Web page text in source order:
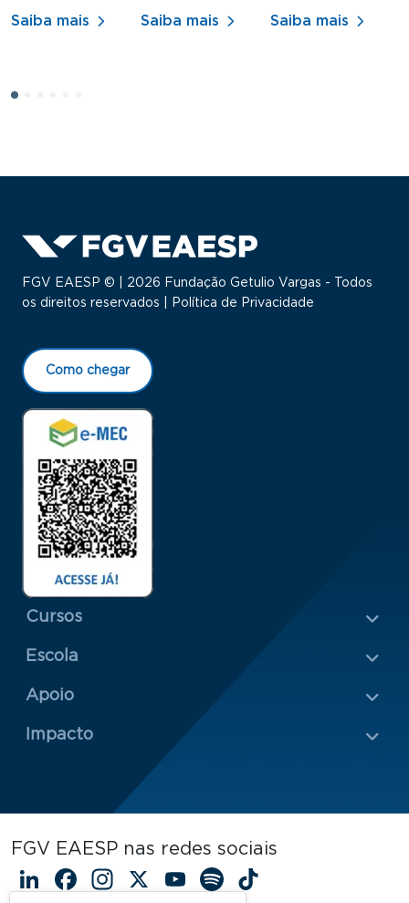
Saiba mais Saiba mais Saiba mais
FGV EAESP © | 2026 Fundação Getulio Vargas - Todos
os direitos reservados |
Política de Privacidade
Como chegar
Menu Rodapé 1
Cursos
Escola
Rodapé 2
Apoio
Impacto
FGV EAESP nas redes sociais
LinkedIn
Facebook
Instagram
X YouTube
Spotify